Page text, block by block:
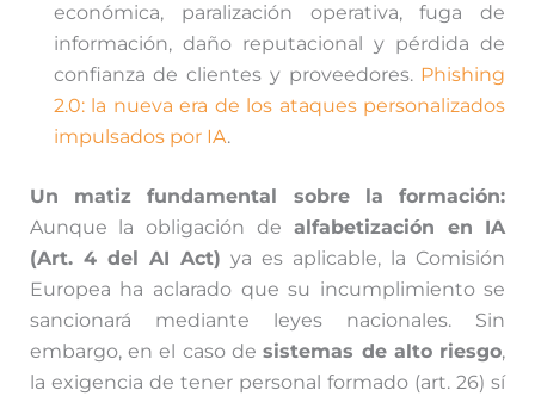
económica, paralización operativa, fuga de
información, daño reputacional y pérdida de
confianza de clientes y proveedores. Phishing
2.0: la nueva era de los ataques personalizados
impulsados por IA.
Un matiz fundamental sobre la formación:
Aunque la obligación de alfabetización en IA
(Art. 4 del AI Act) ya es aplicable, la Comisión
Europea ha aclarado que su incumplimiento se
sancionará mediante leyes nacionales. Sin
embargo, en el caso desistemas de alto riesgo,
la exigencia de tener personal formado (art. 26) sí